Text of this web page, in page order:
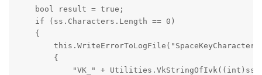
    bool result = true;
    if (ss.Characters.Length == 0)
    {
        {
"VK_" +